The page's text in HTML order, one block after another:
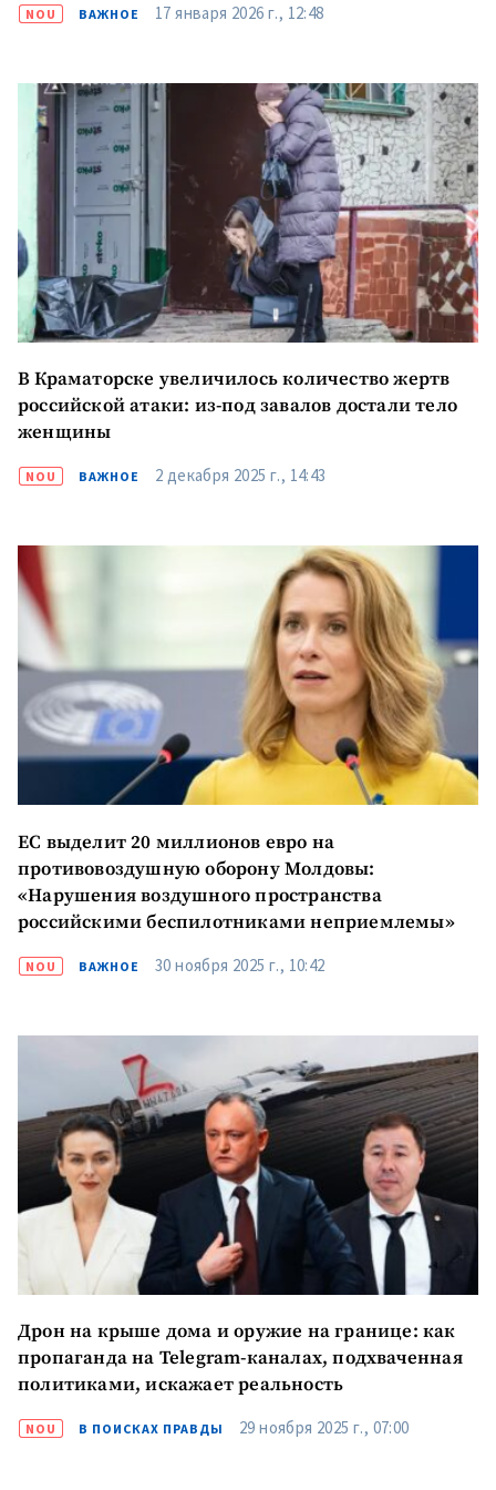
NOU ВАЖНОЕ 17 января 2026 г., 12:48
В Краматорске увеличилось количество жертв
российской атаки: из-под завалов достали тело
женщины
NOU ВАЖНОЕ 2 декабря 2025 г., 14:43
ЕС выделит 20 миллионов евро на
противовоздушную оборону Молдовы:
«Нарушения воздушного пространства
российскими беспилотниками неприемлемы»
NOU ВАЖНОЕ 30 ноября 2025 г., 10:42
Дрон на крыше дома и оружие на границе: как
пропаганда на Telegram-каналах, подхваченная
политиками, искажает реальность
NOU В ПОИСКАХ ПРАВДЫ 29 ноября 2025 г., 07:00
МОЯ НОВОСТЬ
Заголовок новости
+ Добавить
заголовок